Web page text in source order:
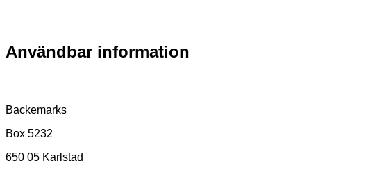
Användbar information
Backemarks
Box 5232
650 05 Karlstad